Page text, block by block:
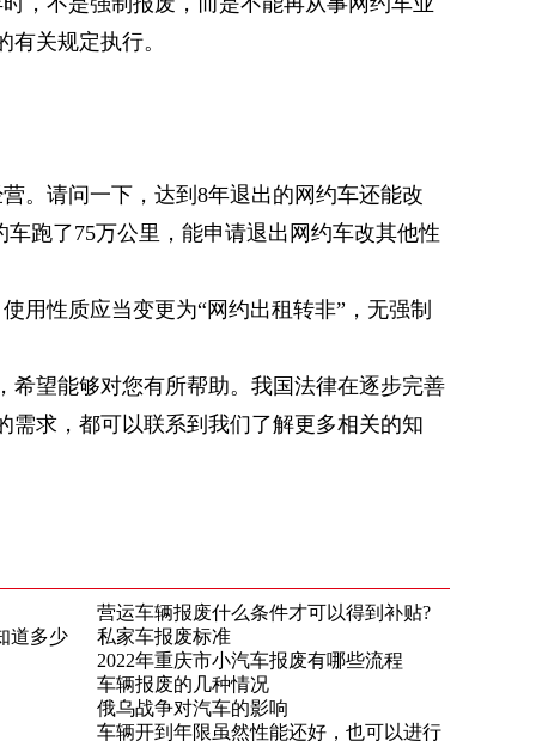
关规定执行。
请问一下，达到8年退出的网约车还能改
跑了75万公里，能申请退出网约车改其他性
性质应当变更为“网约出租转非”，无强制
希望能够对您有所帮助。我国法律在逐步完善
需求，都可以联系到我们了解更多相关的知
营运车辆报废什么条件才可以得到补贴?
道多少
私家车报废标准
2022年重庆市小汽车报废有哪些流程
车辆报废的几种情况
俄乌战争对汽车的影响
车辆开到年限虽然性能还好，也可以进行